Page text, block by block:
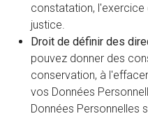
constatation, l'exercice
justice.
Droit de définir des
pouvez donner des
conservation, à
vos Données
Données Personnelles